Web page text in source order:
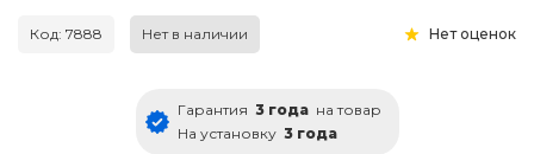
Код: 7888 Нет в наличии Нет оценок
Гарантия 3 года на товар
На установку 3 года